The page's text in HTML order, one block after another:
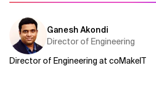
Ganesh Akondi
Director of Engineering
Director of Engineering at coMakeIT